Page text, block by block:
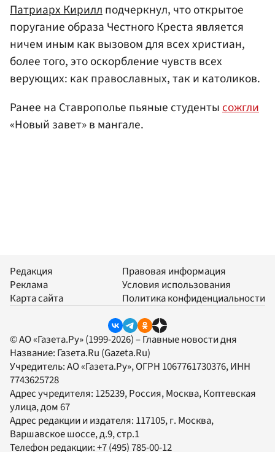
Патриарх Кириллподчеркнул, что открытое
поругание образа Честного Креста является
ничем иным как вызовом для всех христиан,
более того, это оскорбление чувств всех
верующих: как православных, так и католиков.
Ранее на Ставрополье пьяные студентысожгли
«Новый завет» в мангале.
Редакция
Реклама
Карта сайта
Правовая информация
Условия использования
Политика конфиденциальности
© АО «Газета.Ру» (1999-2026) – Главные новости дня
Название: Газета.Ru (Gazeta.Ru)
Учредитель:АО «Газета.Ру», ОГРН 1067761730376, ИНН
7743625728
Адрес учредителя: 125239, Россия, Москва, Коптевская
улица, дом 67
Адрес редакции и издателя: 117105, г. Москва,
Варшавское шоссе, д.9, стр.1
Телефон редакции:+7 (495) 785-00-12